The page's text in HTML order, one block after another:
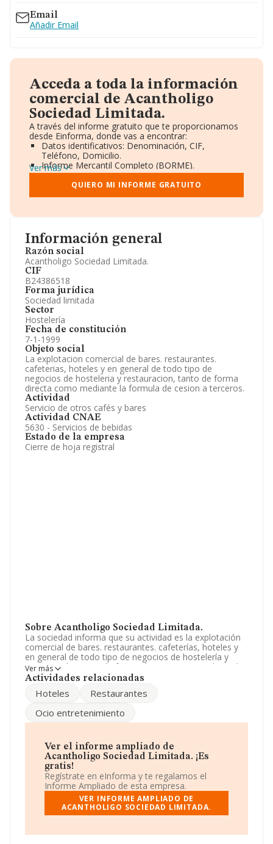
Información general
Razón social
Acantholigo Sociedad Limitada.
CIF
B24386518
Forma jurídica
Sociedad limitada
Sector
Hostelería
Fecha de constitución
7-1-1999
Objeto social
La explotacion comercial de bares. restaurantes.
cafeterias, hoteles y en general de todo tipo de
negocios de hosteleria y restauracion, tanto de forma
directa como mediante la formula de cesion a terceros.
Actividad
Servicio de otros cafés y bares
Actividad CNAE
5630 - Servicios de bebidas
Estado de la empresa
Cierre de hoja registral
Sobre Acantholigo Sociedad Limitada.
La sociedad informa que su actividad es la explotación
comercial de bares. restaurantes. cafeterías, hoteles y
en general de todo tipo de negocios de hostelería y
restauración, tanto de forma directa como mediante la
formula de cesion a terceros. La empresa es una
corresponde a 'Establecimientos de bebidas', cuyo
mercados exteriores.
número 987232679.
La empresa
Acantholigo Sociedad Limitada
B24386518, tiene su domicilio social establecido en
Lugar Campus Universitario Vegazana, (24007), León,
Castilla-león.
En base a la información de la que dispone INFORMA
nacional alcanza los 5.524 millones de euros y la media
Ver más
Actividades relacionadas
Hoteles
Restaurantes
Ocio entretenimiento
Ver el informe ampliado de
Acantholigo Sociedad Limitada. ¡Es
gratis!
Regístrate en eInforma y te regalamos el
Informe Ampliado de esta empresa.
VER INFORME AMPLIADO DE
ACANTHOLIGO SOCIEDAD LIMITADA.
Email
Añadir Email
Acceda a toda la información
comercial de Acantholigo
Sociedad Limitada.
A través del informe gratuito que te proporcionamos
desde Einforma, donde vas a encontrar:
Datos identificativos: Denominación, CIF,
Teléfono, Domicilio.
Informe Mercantil Completo (BORME).
Gráficos de Evolución Ventas y Empleados.
Consejo de Administración y Administradores.
Directivos y Ejecutivos.
Información oficial y registral complementaria.
Ver más
QUIERO MI INFORME GRATUITO